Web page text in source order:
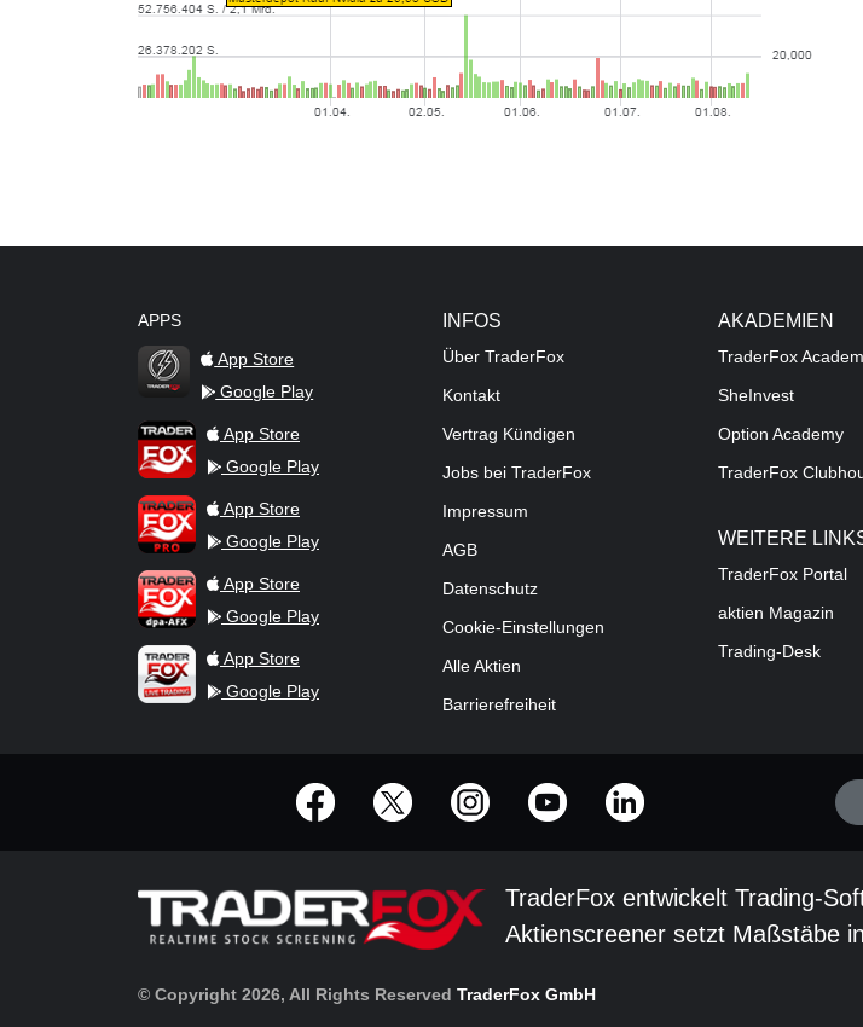
APPS
TraderFox Flash
App Store
Google Play
TraderFox AppApp Store
Google Play
TraderFox ProApp Store
Google Play
TraderFox dpa-AFX ProFeed
App Store
Google Play
TraderFox Live Trading
App Store
Google Play
INFOS
Über TraderFox
Kontakt
Vertrag Kündigen
Jobs bei TraderFox
Impressum
AGB
Datenschutz
Cookie-Einstellungen
Alle Aktien
Barrierefreiheit
AKADEMIEN
TraderFox
SheInvest
Option Academy
TraderFox
WEITERE
TraderFox Portal
aktien Magazin
Trading-Desk
offizielle Social Media-Accounts
TraderFox entwickelt Trading-
Aktienscreener setzt Maßstäbe
© Copyright 2026, All Rights Reserved TraderFox GmbH